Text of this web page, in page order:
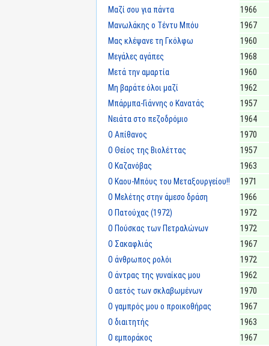
Μαζί σου για πάντα
1966
Μανωλάκης ο Τέντυ Μπόυ
1967
Μας κλέψανε τη Γκόλφω
1960
Μεγάλες αγάπες
1968
Μετά την αμαρτία
1960
Μη βαράτε όλοι μαζί
1962
Μπάρμπα-Γιάννης ο Κανατάς
1957
Νειάτα στο πεζοδρόμιο
1964
Ο Απίθανος
1970
Ο Θείος της Βιολέττας
1957
Ο Καζανόβας
1963
Ο Καου-Μπόυς του Μεταξουργείου!!
1971
Ο Μελέτης στην άμεσο δράση
1966
Ο Πατούχας (1972)
1972
Ο Πούσκας των Πετραλώνων
1972
Ο Σακαφλιάς
1967
Ο άνθρωπος ρολόι
1972
Ο άντρας της γυναίκας μου
1962
Ο αετός των σκλαβωμένων
1970
Ο γαμπρός μου ο προικοθήρας
1967
Ο διαιτητής
1963
Ο εμποράκος
1967